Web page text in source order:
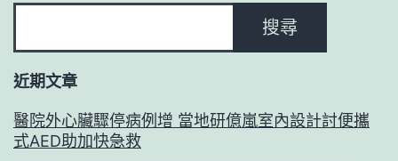
搜尋
近期文章
醫院外心臟驟停病例增 當地研億嵐室內設計討便攜
式AED助加快急救